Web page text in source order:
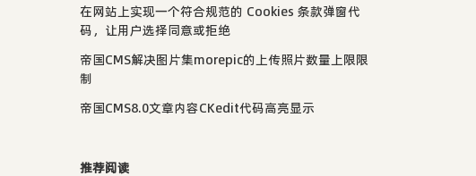
在网站上实现一个符合规范的 Cookies 条款弹窗代
码，让用户选择同意或拒绝
帝国CMS解决图片集morepic的上传照片数量上限限
制
帝国CMS8.0文章内容CKedit代码高亮显示
推荐阅读